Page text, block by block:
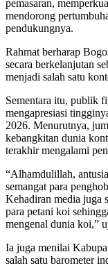
pemasaran,
mendorong
pendukungnya.
Rahmat berharap
secara berkelanjutan
menjadi salah satu
Sementara itu, publik
mengapresiasi
2026. Menurutnya,
kebangkitan dunia
terakhir mengalami
“Alhamdulillah,
semangat para
Kehadiran media juga
para petani koi
mengenal dunia koi,”
Ia juga menilai
salah satu barometer